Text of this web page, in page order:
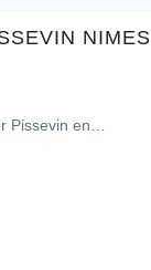
NIMES
Pissevin en…